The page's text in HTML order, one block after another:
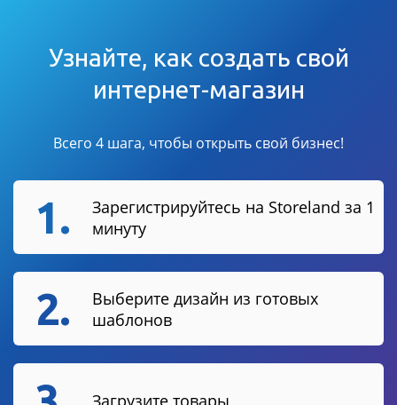
Узнайте, как создать свой
интернет-магазин
Всего 4 шага, чтобы открыть свой бизнес!
1.
Зарегистрируйтесь на Storeland за 1
минуту
2.
Выберите дизайн из готовых
шаблонов
Загрузите товары